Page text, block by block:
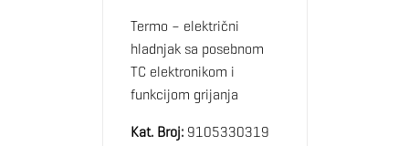
Termo – električni
hladnjak sa posebnom
TC elektronikom i
funkcijom grijanja
Kat. Broj:9105330319